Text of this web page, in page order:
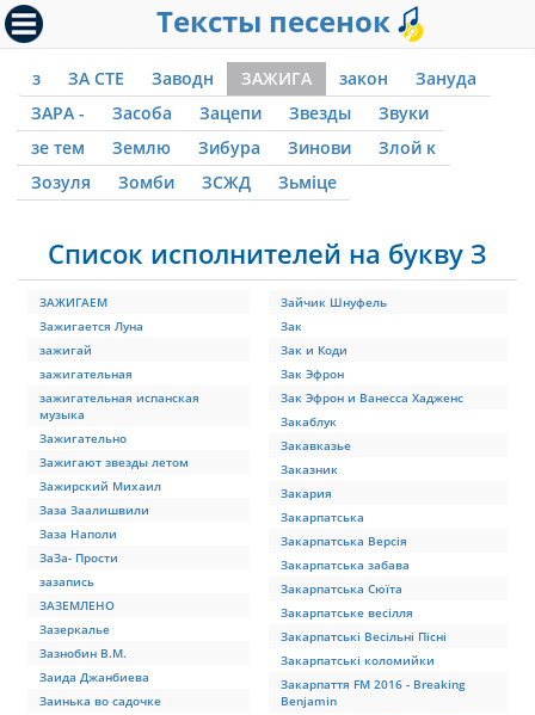
Тексты песенок
з ЗА СТЕ Заводн ЗАЖИГА закон
Зануда
ЗАРА -
Засоба Зацепи Звезды
Звуки
зе тем
Землю Зибура Зинови
Злой к
Зозуля
Зомби ЗСЖД Зьміце
Список исполнителей на букву З
ЗАЖИГАЕМ
Зажигается Луна
зажигай
зажигательная
зажигательная испанская
музыка
Зажигательно
Зажигают звезды летом
Зажирский Михаил
Заза Заалишвили
Заза Наполи
ЗаЗа- Прости
зазапись
ЗАЗЕМЛЕНО
Зазеркалье
Зазнобин В.М.
Заида Джанбиева
Заинька во садочке
Зайчик Шнуфель
Зак
Зак и Коди
Зак Эфрон
Зак Эфрон и Ванесса Хадженс
Закаблук
Закавказье
Заказник
Закария
Закарпатська
Закарпатська Версія
Закарпатська забава
Закарпатська Сюїта
Закарпатське весілля
Закарпатські Весільні Пісні
Закарпатські коломийки
Закарпаття FM 2016 - Breaking
Benjamin